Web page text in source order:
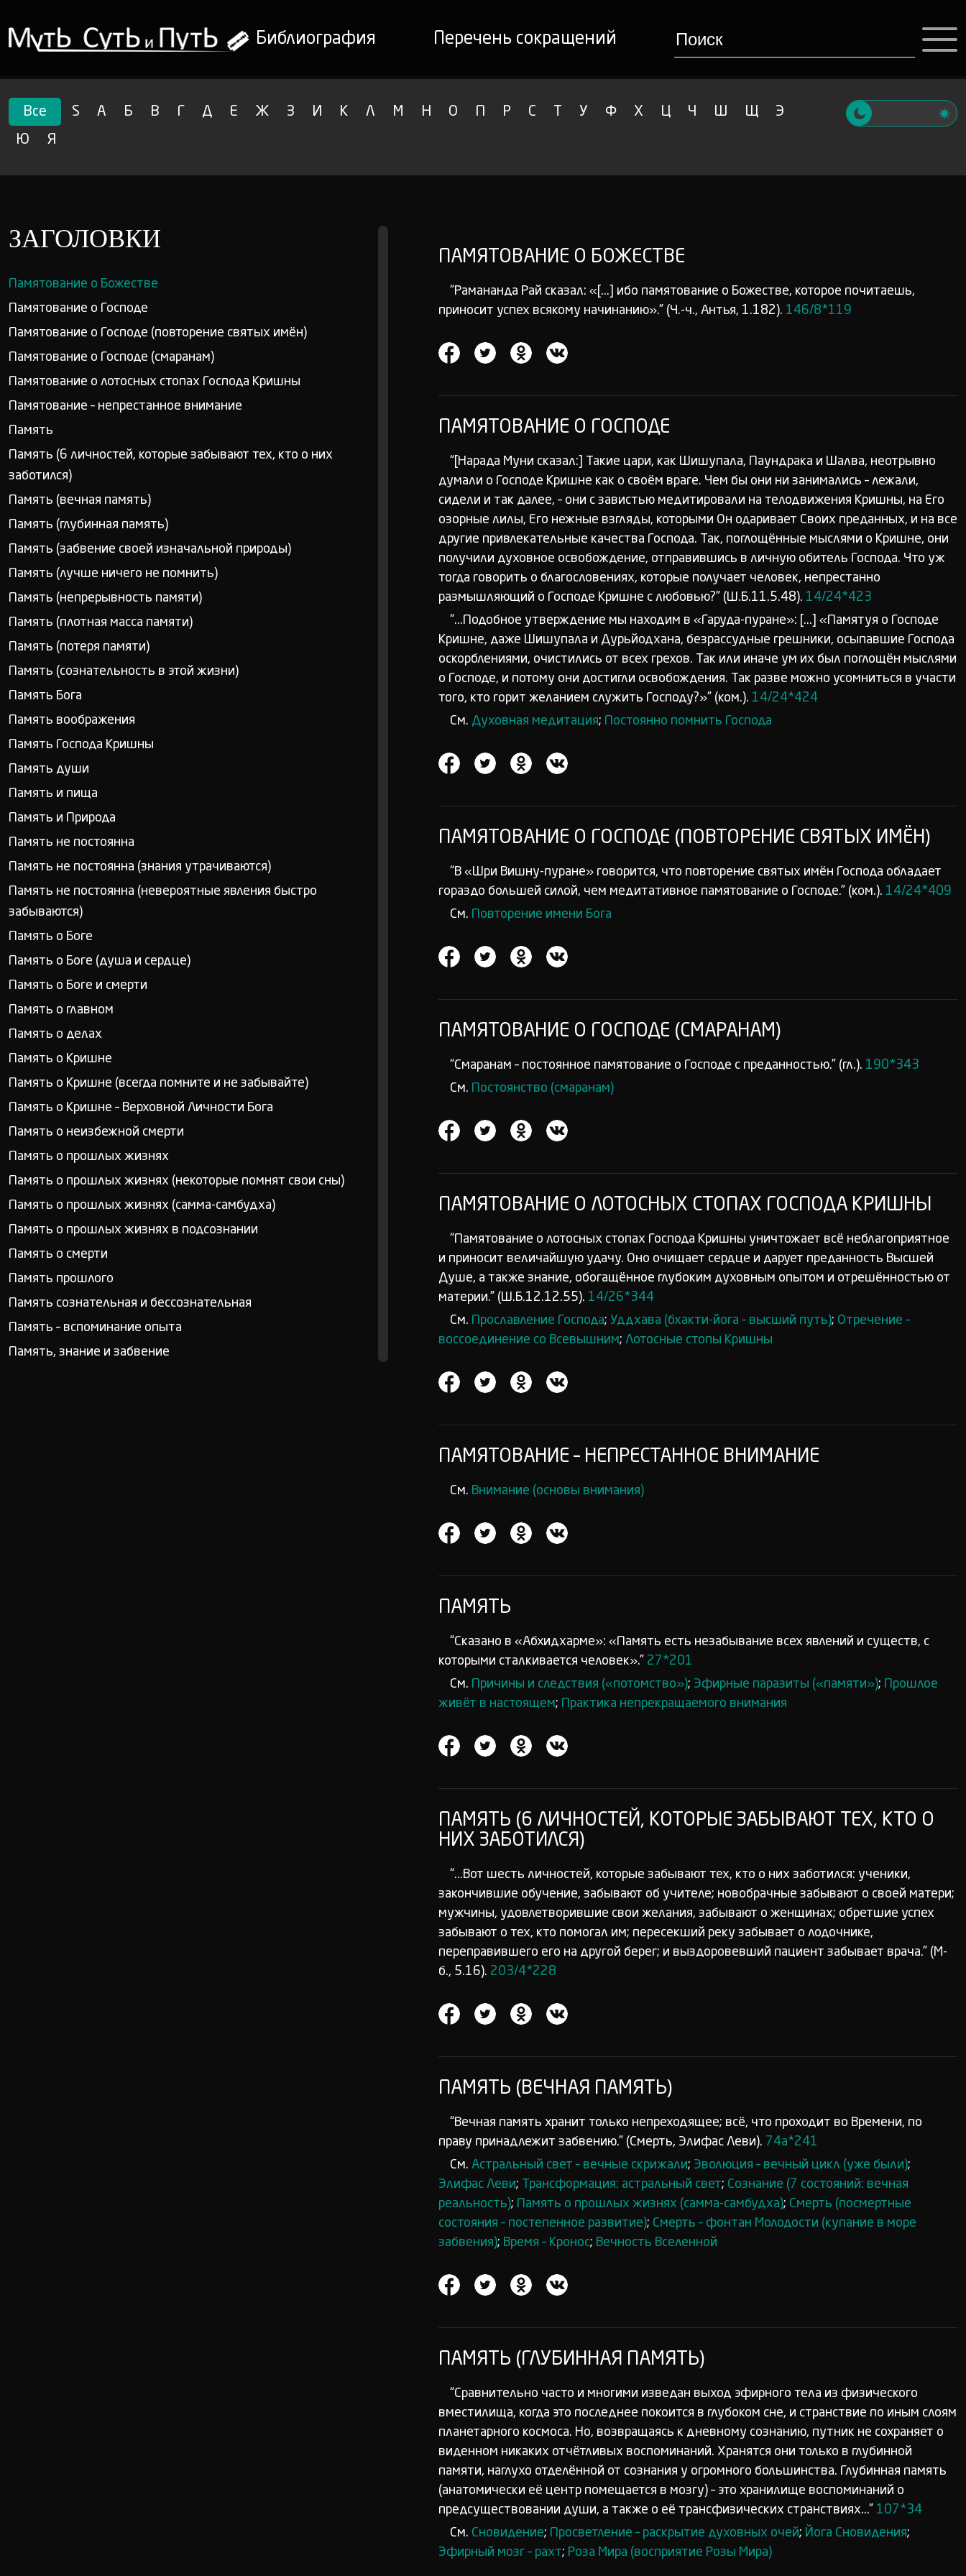
Библиография Перечень сокращений
Все S А Б В Г Д Е Ж З И К Л М Н О Р С У Ф Х Ц Ч Ш Щ
Э
Ю
Я
ЗАГОЛОВКИ
Памятование о Божестве
Памятование о Господе
Памятование о Господе (повторение святых имён)
Памятование о Господе (смаранам)
Памятование о лотосных стопах Господа Кришны
Памятование – непрестанное внимание
Память
Память (6 личностей, которые забывают тех, кто о них
заботился)
Память (вечная память)
Память (глубинная память)
Память (забвение своей изначальной природы)
Память (лучше ничего не помнить)
Память (непрерывность памяти)
Память (плотная масса памяти)
Память (потеря памяти)
Память (сознательность в этой жизни)
Память Бога
Память воображения
Память Господа Кришны
Память души
Память и пища
Память и Природа
Память не постоянна
Память не постоянна (знания утрачиваются)
Память не постоянна (невероятные явления быстро
забываются)
Память о Боге
Память о Боге (душа и сердце)
Память о Боге и смерти
Память о главном
Память о делах
Память о Кришне
Память о Кришне (всегда помните и не забывайте)
Память о Кришне – Верховной Личности Бога
Память о неизбежной смерти
Память о прошлых жизнях
Память о прошлых жизнях (некоторые помнят свои сны)
Память о прошлых жизнях (самма-самбудха)
Память о прошлых жизнях в подсознании
Память о смерти
Память прошлого
Память сознательная и бессознательная
Память – вспоминание опыта
Память, знание и забвение
ПАМЯТОВАНИЕ О БОЖЕСТВЕ
“Рамананда Рай сказал: «[...] ибо памятование о Божестве, которое почитаешь,
приносит успех всякому начинанию».” (Ч.-ч., Антья, 1.182). 146/8*119
ПАМЯТОВАНИЕ О ГОСПОДЕ
“[Нарада Муни сказал:] Такие цари, как Шишупала, Паундрака и Шалва, неотрывно
думали о Господе Кришне как о своём враге. Чем бы они ни занимались – лежали,
сидели и так далее, – они с завистью медитировали на телодвижения Кришны, на Его
озорные лилы, Его нежные взгляды, которыми Он одаривает Своих преданных, и на все
другие привлекательные качества Господа. Так, поглощённые мыслями о Кришне, они
получили духовное освобождение, отправившись в личную обитель Господа. Что уж
тогда говорить о благословениях, которые получает человек, непрестанно
размышляющий о Господе Кришне с любовью?” (Ш.Б.11.5.48). 14/24*423
“...Подобное утверждение мы находим в «Гаруда-пуране»: [...] «Памятуя о Господе
Кришне, даже Шишупала и Дурьйодхана, безрассудные грешники, осыпавшие Господа
оскорблениями, очистились от всех грехов. Так или иначе ум их был поглощён мыслями
о Господе, и потому они достигли освобождения. Так разве можно усомниться в участи
того, кто горит желанием служить Господу?»” (ком.). 14/24*424
См. Духовная медитация; Постоянно помнить Господа
ПАМЯТОВАНИЕ О ГОСПОДЕ (ПОВТОРЕНИЕ СВЯТЫХ ИМЁН)
“В «Шри Вишну-пуране» говорится, что повторение святых имён Господа обладает
гораздо большей силой, чем медитативное памятование о Господе.” (ком.). 14/24*409
См. Повторение имени Бога
ПАМЯТОВАНИЕ О ГОСПОДЕ (СМАРАНАМ)
“Смаранам – постоянное памятование о Господе с преданностью.” (гл.). 190*343
См. Постоянство (смаранам)
ПАМЯТОВАНИЕ О ЛОТОСНЫХ СТОПАХ ГОСПОДА КРИШНЫ
“Памятование о лотосных стопах Господа Кришны уничтожает всё неблагоприятное
и приносит величайшую удачу. Оно очищает сердце и дарует преданность Высшей
Душе, а также знание, обогащённое глубоким духовным опытом и отрешённостью от
материи.” (Ш.Б.12.12.55). 14/26*344
См. Прославление Господа; Уддхава (бхакти-йога – высший путь); Отречение –
воссоединение со Всевышним; Лотосные стопы Кришны
ПАМЯТОВАНИЕ – НЕПРЕСТАННОЕ ВНИМАНИЕ
См. Внимание (основы внимания)
ПАМЯТЬ
“Сказано в «Абхидхарме»: «Память есть незабывание всех явлений и существ, с
которыми сталкивается человек».” 27*201
См. Причины и следствия («потомство»); Эфирные паразиты («памяти»); Прошлое
живёт в настоящем; Практика непрекращаемого внимания
ПАМЯТЬ (6 ЛИЧНОСТЕЙ, КОТОРЫЕ ЗАБЫВАЮТ ТЕХ, КТО О
НИХ ЗАБОТИЛСЯ)
“...Вот шесть личностей, которые забывают тех, кто о них заботился: ученики,
закончившие обучение, забывают об учителе; новобрачные забывают о своей матери;
мужчины, удовлетворившие свои желания, забывают о женщинах; обретшие успех
забывают о тех, кто помогал им; пересекший реку забывает о лодочнике,
переправившего его на другой берег; и выздоровевший пациент забывает врача.” (М-
б., 5.16). 203/4*228
ПАМЯТЬ (ВЕЧНАЯ ПАМЯТЬ)
“Вечная память хранит только непреходящее; всё, что проходит во Времени, по
праву принадлежит забвению.” (Смерть, Элифас Леви). 74а*241
См. Астральный свет – вечные скрижали; Эволюция – вечный цикл (уже были);
Элифас Леви; Трансформация: астральный свет; Сознание (7 состояний: вечная
реальность); Память о прошлых жизнях (самма-самбудха); Смерть (посмертные
состояния – постепенное развитие); Смерть – фонтан Молодости (купание в море
забвения); Время – Кронос; Вечность Вселенной
ПАМЯТЬ (ГЛУБИННАЯ ПАМЯТЬ)
“Сравнительно часто и многими изведан выход эфирного тела из физического
вместилища, когда это последнее покоится в глубоком сне, и странствие по иным слоям
планетарного космоса. Но, возвращаясь к дневному сознанию, путник не сохраняет о
виденном никаких отчётливых воспоминаний. Хранятся они только в глубинной
памяти, наглухо отделённой от сознания у огромного большинства. Глубинная память
(анатомически её центр помещается в мозгу) – это хранилище воспоминаний о
предсуществовании души, а также о её трансфизических странствиях...” 107*34
См. Сновидение; Просветление – раскрытие духовных очей; Йога Сновидения;
Эфирный мозг – рахт; Роза Мира (восприятие Розы Мира)